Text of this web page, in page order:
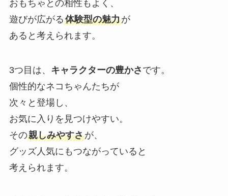
おもちゃとの相性もよく、
遊びが広がる体験型の魅力が
あると考えられます。
3つ目は、 キャラクターの豊かさ です。
個性的なネコちゃんたちが
次々と登場し、
お気に入りを見つけやすい。
その親しみやすさが、
グッズ人気にもつながっていると
考えられます。